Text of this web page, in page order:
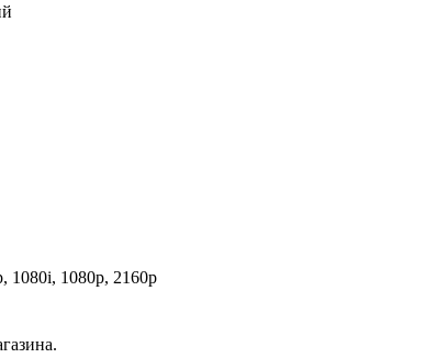
1080i, 1080p, 2160p